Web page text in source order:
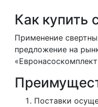
Как купить
Применение
предложение на
Поставки